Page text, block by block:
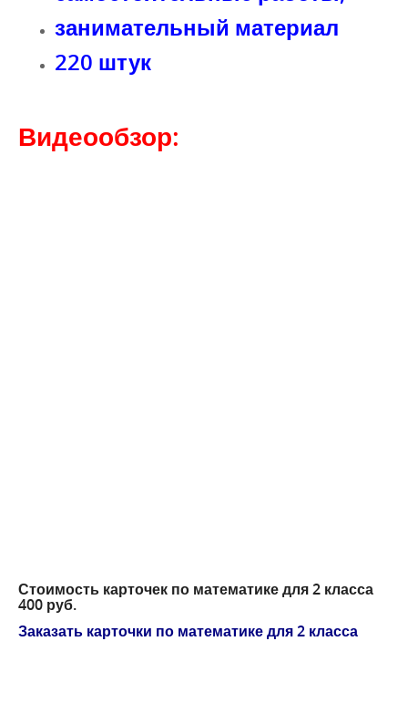
занимательный материал
220 штук
Видеообзор:
Стоимость карточек по математике для 2 класса
400 руб.
Заказать карточки по математике для 2 класса